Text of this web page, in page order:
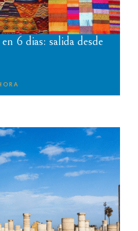
6 dias: salida desde